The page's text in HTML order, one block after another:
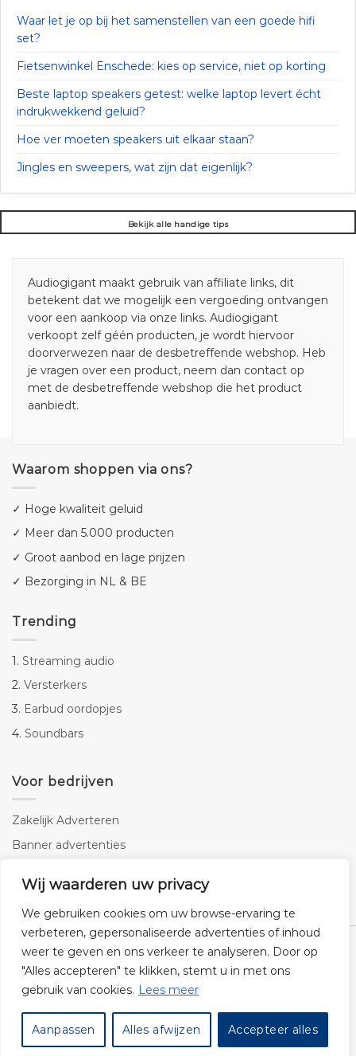
Wij waarderen uw privacy
We gebruiken cookies om uw browse-ervaring te
verbeteren, gepersonaliseerde advertenties of inhoud
weer te geven en ons verkeer te analyseren. Door op
"Alles accepteren" te klikken, stemt u in met ons
gebruik van cookies. Lees meer
Aanpassen Alles afwijzen Accepteer alles
Waar let je op bij het samenstellen van een goede hifi
set?
Fietsenwinkel Enschede: kies op service, niet op korting
Beste laptop speakers getest: welke laptop levert écht
indrukwekkend geluid?
Hoe ver moeten speakers uit elkaar staan?
Jingles en sweepers, wat zijn dat eigenlijk?
Bekijk alle handige tips
Audiogigant maakt gebruik van affiliate links, dit
betekent dat we mogelijk een vergoeding ontvangen
voor een aankoop via onze links. Audiogigant
verkoopt zelf géén producten, je wordt hiervoor
doorverwezen naar de desbetreffende webshop. Heb
je vragen over een product, neem dan contact op
met de desbetreffende webshop die het product
aanbiedt.
Waarom shoppen via ons?
✓ Hoge kwaliteit geluid
✓ Meer dan 5.000 producten
✓ Groot aanbod en lage prijzen
✓ Bezorging in NL & BE
Trending
1. Streaming audio
2. Versterkers
3. Earbud oordopjes
4. Soundbars
Voor bedrijven
Zakelijk Adverteren
Banner advertenties
SEO copywriting
© 2026 -Audiogigant